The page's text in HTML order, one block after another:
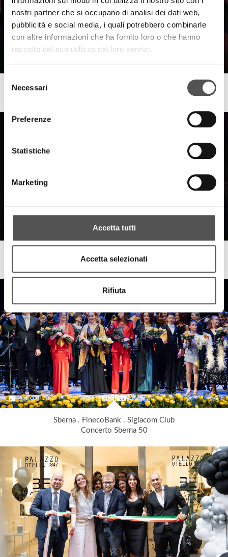
nostri partner che si occupano di analisi dei dati web,
pubblicità e social media, i quali potrebbero combinarle
con altre informazioni che ha fornito loro o che hanno
raccolto dal suo utilizzo dei loro servizi.
delNecessari
Preferenze
Statistiche
Marketing
Accetta tutti
Accetta selezionati
Rifiuta
Sberna Bella
Sberna . FinecoBank . Siglacom Club
Concerto Sberna 50